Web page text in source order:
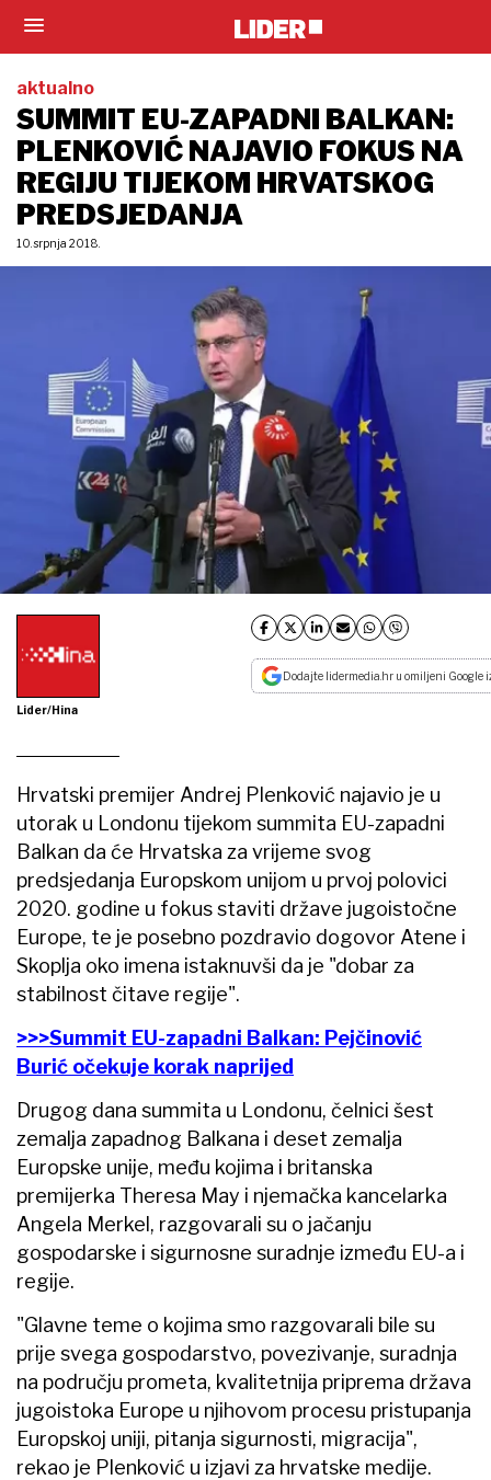
aktualno
SUMMIT EU-ZAPADNI BALKAN:
PLENKOVIĆ NAJAVIO FOKUS NA
REGIJU TIJEKOM HRVATSKOG
PREDSJEDANJA
10. srpnja 2018.
Lider/Hina
Dodajte lidermedia.hr u omiljeni Google
Hrvatski premijer Andrej Plenković najavio je u
utorak u Londonu tijekom summita EU-zapadni
Balkan da će Hrvatska za vrijeme svog
predsjedanja Europskom unijom u prvoj polovici
2020. godine u fokus staviti države jugoistočne
Europe, te je posebno pozdravio dogovor Atene i
Skoplja oko imena istaknuvši da je "dobar za
stabilnost čitave regije".
>>>Summit EU-zapadni Balkan: Pejčinović
Burić očekuje korak naprijed
Drugog dana summita u Londonu, čelnici šest
zemalja zapadnog Balkana i deset zemalja
Europske unije, među kojima i britanska
premijerka Theresa May i njemačka kancelarka
Angela Merkel, razgovarali su o jačanju
gospodarske i sigurnosne suradnje između EU-a i
regije.
"Glavne teme o kojima smo razgovarali bile su
prije svega gospodarstvo, povezivanje, suradnja
na području prometa, kvalitetnija priprema država
jugoistoka Europe u njihovom procesu pristupanja
Europskoj uniji, pitanja sigurnosti, migracija",
rekao je Plenković u izjavi za hrvatske medije.